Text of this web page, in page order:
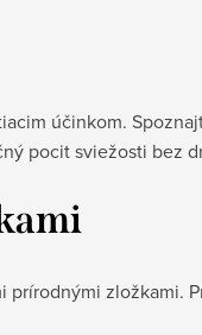
účinkom.
pocit sviežosti bez
prírodnými zložkami.